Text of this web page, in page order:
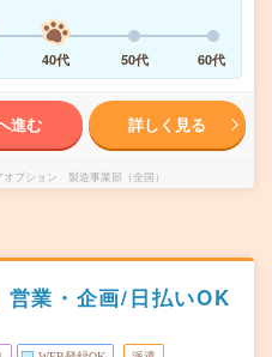
40代 50代 60代
進む 詳しく見る
プション 製造事業部（全国）
営業・企画/日払いOK